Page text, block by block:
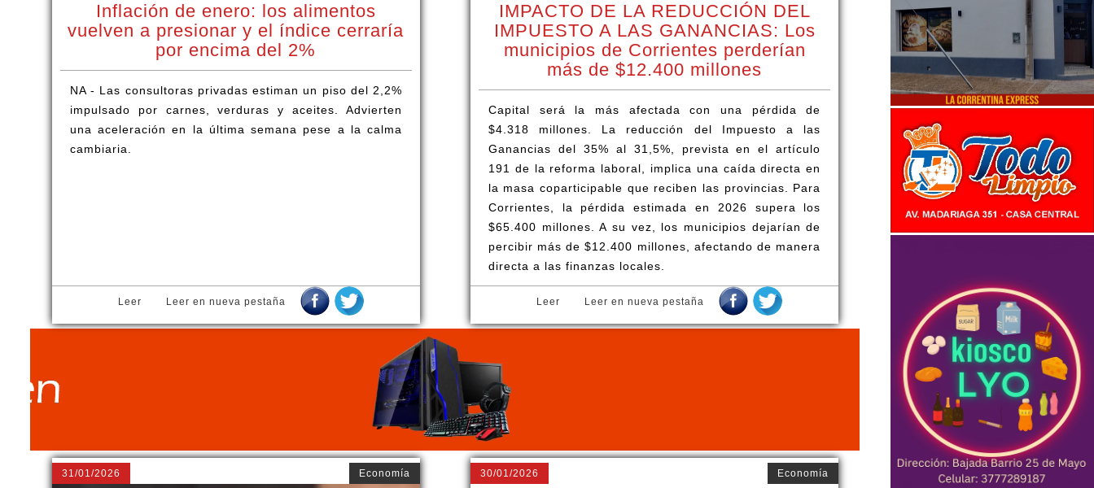
Inflación de enero: los alimentos
vuelven a presionar y el índice cerraría
por encima del 2%
NA - Las consultoras privadas estiman un piso del 2,2%
impulsado por carnes, verduras y aceites. Advierten
una aceleración en la última semana pese a la calma
cambiaria.
Leer Leer en nueva pestaña
IMPACTO DE LA REDUCCIÓN DEL
IMPUESTO A LAS GANANCIAS: Los
municipios de Corrientes perderían
más de $12.400 millones
Capital será la más afectada con una pérdida de
$4.318 millones. La reducción del Impuesto a las
Ganancias del 35% al 31,5%, prevista en el artículo
191 de la reforma laboral, implica una caída directa en
la masa coparticipable que reciben las provincias. Para
Corrientes, la pérdida estimada en 2026 supera los
$65.400 millones. A su vez, los municipios dejarían de
percibir más de $12.400 millones, afectando de manera
directa a las finanzas locales.
Leer Leer en nueva pestaña
31/01/2026 Economía 30/01/2026 Economía